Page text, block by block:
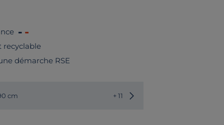
recyclable
démarche RSE
cm + 11 Choisir une autre dimension